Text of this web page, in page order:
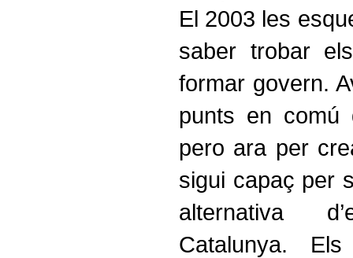
El 2003 les
saber trobar
formar govern.
punts en comú
pero ara per
sigui capaç per
alternativa
Catalunya.